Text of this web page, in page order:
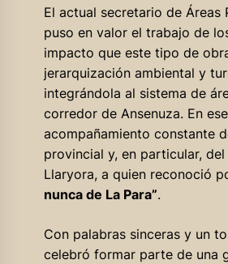
El actual secretario de Áreas
puso en valor el trabajo de
impacto que este tipo de
jerarquización ambiental y
integrándola al sistema de
corredor de Ansenuza. En
acompañamiento constante
provincial y, en particular,
Llaryora, a quien reconoció
nunca de La Para”.
Con palabras sinceras y un
celebró formar parte de una